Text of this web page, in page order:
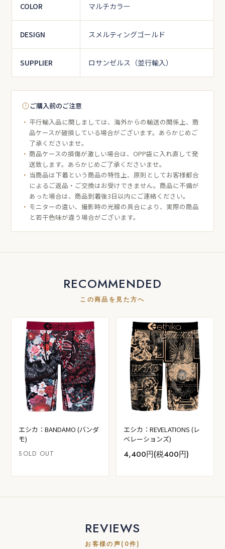
COLOR マルチカラー
DESIGN スメルティングゴールド
SUPPLIER ロサンゼルス（並行輸入）
ご購入前のご注意
平行輸入品に関しましては、海外からの輸送の関係上、商
品ケースが破損している場合がございます。あらかじめご
了承くださいませ。
商品ケースの損傷が激しい場合は、OPP袋に入れ直して発
送致します。あらかじめご了承くださいませ。
当商品は下着という商品の特性上、原則としてお客様都合
によるご返品・ご交換はお受けできません。商品に不備が
あった場合は、商品到着後3日以内にご連絡ください。
モニターの違い、撮影時の光線の具合により、実際の商品
と若干色味が違う場合がございます。
RECOMMENDED
この商品を見た方へ
エシカ：BANDAMO (バンダ
モ)
SOLD OUT
エシカ：REVELATIONS (レ
ベレーションズ)
4,400円(税400円)
REVIEWS
お客様の声(0件)